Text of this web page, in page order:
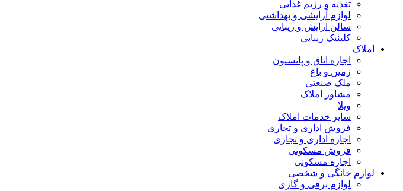
تغذیه و رژیم غذایی
لوازم آرایشی و بهداشتی
سالن آرایش و زیبایی
کلینیک زیبایی
املاک
اجاره اتاق و پانسیون
زمین و باغ
ملک صنعتی
مشاور املاک
ویلا
سایر خدمات املاک
فروش اداری و تجاری
اجاره اداری و تجاری
فروش مسکونی
اجاره مسکونی
لوازم خانگی و شخصی
لوازم برقی و گازی